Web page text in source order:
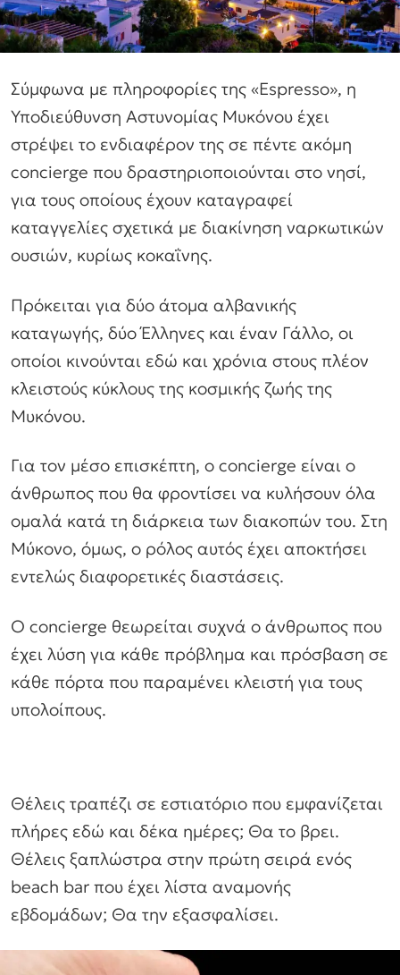
Σύμφωνα με πληροφορίες της «Espresso», η
Υποδιεύθυνση Αστυνομίας Μυκόνου έχει
στρέψει το ενδιαφέρον της σε πέντε ακόμη
concierge που δραστηριοποιούνται στο νησί,
για τους οποίους έχουν καταγραφεί
καταγγελίες σχετικά με διακίνηση ναρκωτικών
ουσιών, κυρίως κοκαΐνης.
Πρόκειται για δύο άτομα αλβανικής
καταγωγής, δύο Έλληνες και έναν Γάλλο, οι
οποίοι κινούνται εδώ και χρόνια στους πλέον
κλειστούς κύκλους της κοσμικής ζωής της
Μυκόνου.
Για τον μέσο επισκέπτη, ο concierge είναι ο
άνθρωπος που θα φροντίσει να κυλήσουν όλα
ομαλά κατά τη διάρκεια των διακοπών του. Στη
Μύκονο, όμως, ο ρόλος αυτός έχει αποκτήσει
εντελώς διαφορετικές διαστάσεις.
Ο concierge θεωρείται συχνά ο άνθρωπος που
έχει λύση για κάθε πρόβλημα και πρόσβαση σε
κάθε πόρτα που παραμένει κλειστή για τους
υπολοίπους.
Θέλεις τραπέζι σε εστιατόριο που εμφανίζεται
πλήρες εδώ και δέκα ημέρες; Θα το βρει.
Θέλεις ξαπλώστρα στην πρώτη σειρά ενός
beach bar που έχει λίστα αναμονής
εβδομάδων; Θα την εξασφαλίσει.